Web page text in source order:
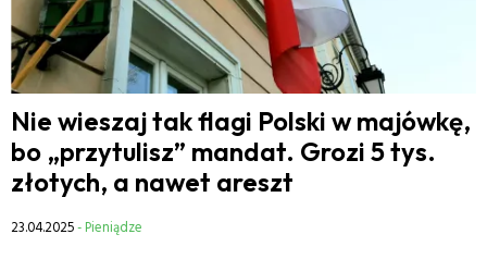
Nie wieszaj tak flagi Polski w majówkę,
bo „przytulisz” mandat. Grozi 5 tys.
złotych, a nawet areszt
23.04.2025- Pieniądze